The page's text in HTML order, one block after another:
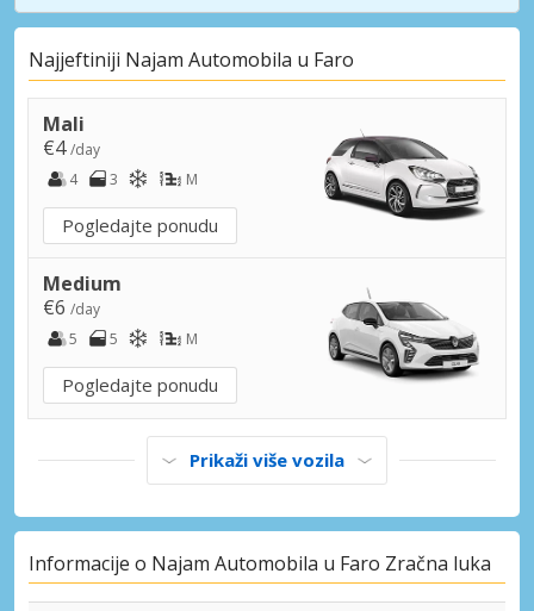
Najjeftiniji Najam Automobila u Faro
Mali
€4/day
4
3 M
Pogledajte ponudu
Medium
€6 /day
5
5 M
Pogledajte ponudu
Prikaži više vozila
Informacije o Najam Automobila u Faro Zračna luka